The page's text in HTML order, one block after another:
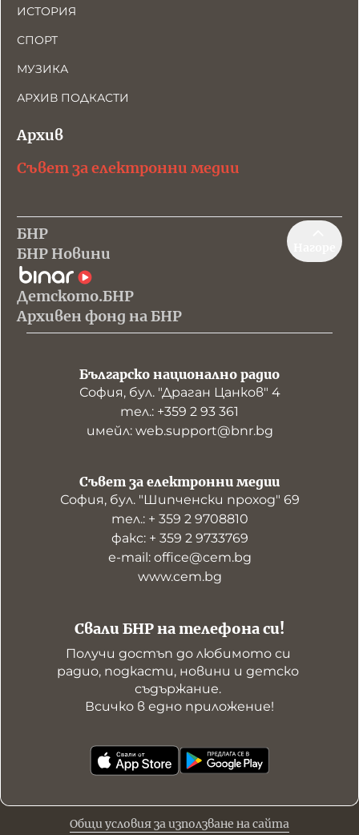
ИСТОРИЯ
СПОРТ
МУЗИКА
АРХИВ ПОДКАСТИ
Архив
Съвет за електронни медии
БНР
БНР Новини
Детското.БНР
Архивен фонд на БНР
Българско национално радио
София, бул. "Драган Цанков" 4
тел.: +359 2 93 361
имейл: web.support@bnr.bg
Свали БНР на телефона си!
Получи достъп до любимото си
радио, подкасти, новини и детско
съдържание.
Всичко в едно приложение!
Съвет за електронни медии
София, бул. "Шипченски проход" 69
тел.: + 359 2 9708810
факс: + 359 2 9733769
е-mail: office@cem.bg
www.cem.bg
Общи условия за използване на сайта